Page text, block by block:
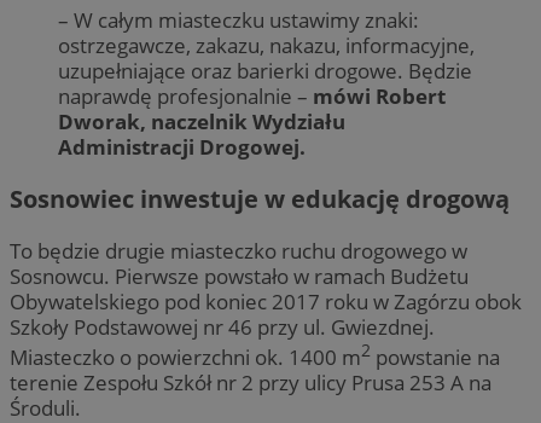
– W całym miasteczku ustawimy znaki:
ostrzegawcze, zakazu, nakazu, informacyjne,
uzupełniające oraz barierki drogowe. Będzie
naprawdę profesjonalnie – mówi Robert
Dworak, naczelnik Wydziału
Administracji Drogowej.
Sosnowiec inwestuje w edukację drogową
To będzie drugie miasteczko ruchu drogowego w
Sosnowcu. Pierwsze powstało w ramach Budżetu
Obywatelskiego pod koniec 2017 roku w Zagórzu obok
Szkoły Podstawowej nr 46 przy ul. Gwiezdnej.
Miasteczko o powierzchni ok. 1400 m2 powstanie na
terenie Zespołu Szkół nr 2 przy ulicy Prusa 253 A na
Środuli.